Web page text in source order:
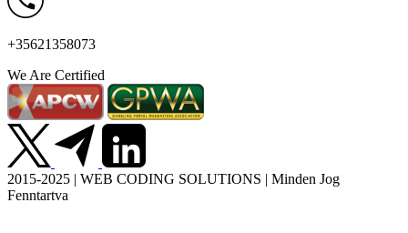
+35621358073
We Are Certified
2015-2025 | WEB CODING SOLUTIONS | Minden Jog
Fenntartva